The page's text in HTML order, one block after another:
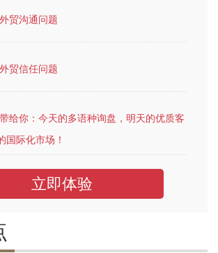
贸沟通问题
贸信任问题
给你：今天的多语种询盘，明天的优质客
国际化市场！
立即体验